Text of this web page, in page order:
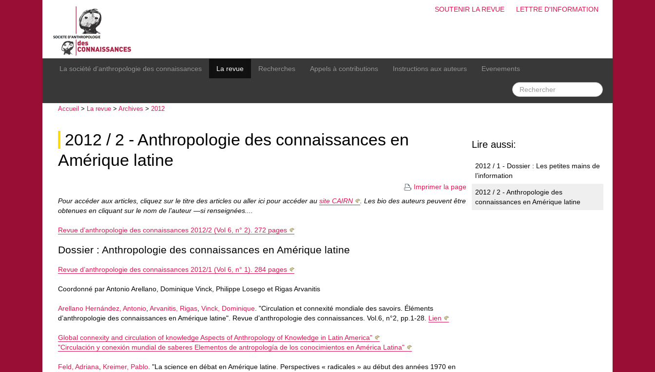
SOUTENIR LA REVUE LETTRE D'INFORMATION
La société d’anthropologie des connaissances La revue Recherches Appels à contributions Instructions aux auteurs Evenements
Accueil > La revue > Archives > 2012
2012 / 2 - Anthropologie des connaissances en
Amérique latine
Imprimer la page
Pour accéder aux articles, cliquez sur le titre des articles ou aller ici pour accéder au site CAIRN
. Les bio des auteurs peuvent être
obtenues en cliquant sur le nom de l’auteur —si renseignées....
Revue d’anthropologie des connaissances 2012/2 (Vol 6, n° 2). 272 pages
Dossier : Anthropologie des connaissances en Amérique latine
Revue d’anthropologie des connaissances 2012/1 (Vol 6, n° 1). 284 pages
Coordonné par Antonio Arellano, Dominique Vinck, Philippe Losego et Rigas Arvanitis
Arellano Hernández, Antonio Arvanitis, Rigas Vinck, Dominique . "Circulation et connexité mondiale des savoirs. Éléments
d’anthropologie des connaissances en Amérique latine". Revue d’anthropologie des connaissances. Vol.6, n°2, pp.1-28. Lien
Global connexity and circulation of knowledge Aspects of Anthropology of Knowledge in Latin America"
"Circulación y conexión mundial de saberes Elementos de antropología de los conocimientos en América Latina"
Feld, Adriana Kreimer, Pablo . "La science en débat en Amérique latine. Perspectives « radicales » au début des années 1970 en
Lire aussi:
2012 / 1 - Dossier : Les petites mains de
l’information
2012 / 2 - Anthropologie des
connaissances en Amérique latine